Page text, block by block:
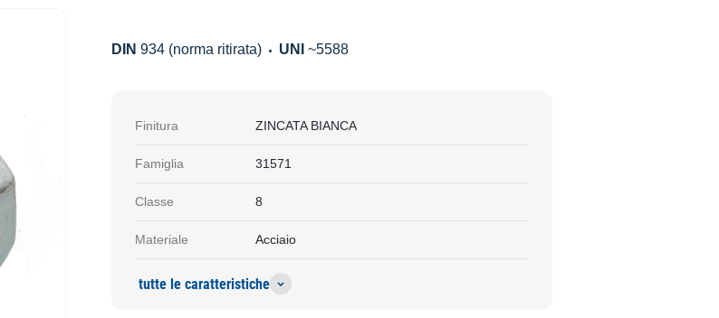
DIN 934 (norma ritirata) UNI ~5588
Finitura ZINCATA BIANCA
Famiglia 31571
Classe 8
Materiale Acciaio
tutte le caratteristiche